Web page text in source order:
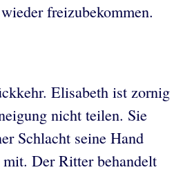
freizubekommen.
Elisabeth ist zornig
nicht teilen. Sie
Schlacht seine Hand
mit. Der Ritter behandelt